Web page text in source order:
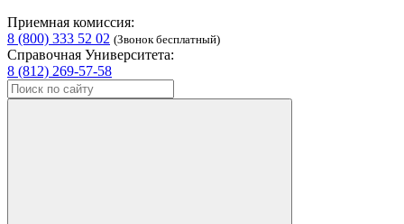
Приемная комиссия:
8 (800) 333 52 02 (Звонок бесплатный)
Справочная Университета:
8 (812) 269-57-58